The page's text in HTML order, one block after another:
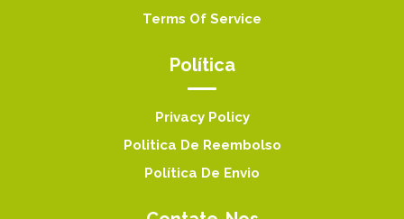
Terms Of Service
Política
Privacy Policy
Politica De Reembolso
Política De Envio